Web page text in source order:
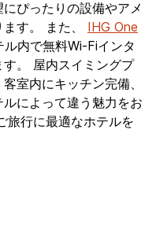
ぴったりの設備やアメ
す。 また、 IHG One
内で無料Wi-Fiインタ
。 屋内スイミングプ
室内にキッチン完備、
によって違う魅力をお
旅行に最適なホテルを